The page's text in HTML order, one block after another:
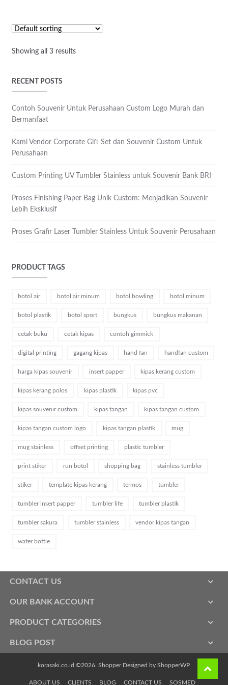
Showing all 3 results
RECENT POSTS
Contoh Souvenir Untuk Perusahaan Custom Logo Murah dan
Bermanfaat
Kami Vendor Corporate Gift Set dan Souvenir Custom Untuk
Perusahaan
Custom Printing UV Tumbler Stainless untuk Souvenir Bank BRI
Proses Finishing Paper Bag Unik Custom: Menjadikan Souvenir
Lebih Eksklusif
Proses Grafir Laser Tumbler Stainless Untuk Souvenir Perusahaan
PRODUCT TAGS
botol air botol air minum botol bowling botol minum
botol plastik botol sport bungkus bungkus makanan
cetak buku cetak kipas contoh gimmick
digital printing gagang kipas hand fan handfan custom
harga kipas souvenir insert papper kipas kerang custom
kipas kerang polos kipas plastik kipas pvc
kipas souvenir custom kipas tangan kipas tangan custom
kipas tangan custom logo kipas tangan plastik mug
mug stainless offset printing plastic tumbler
print stiker run botol shopping bag stainless tumbler
stiker template kipas kerang termos tumbler
tumbler insert papper tumbler life tumbler plastik
tumbler sakura tumbler stainless vendor kipas tangan
water bottle
CONTACT US
OUR BANK ACCOUNT
PRODUCT CATEGORIES
BLOG POST
korasaki.co.id ©2026. ShopperDesigned by ShopperWP.
ABOUT US CLIENTS BLOG CONTACT US SOSMED